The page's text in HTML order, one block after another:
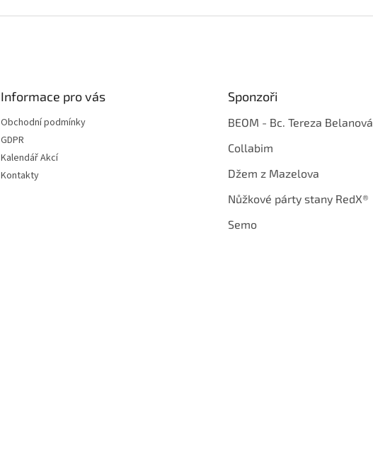
Informace pro vás
Obchodní podmínky
GDPR
Kalendář Akcí
Kontakty
Sponzoři
BEOM - Bc. Tereza Belanová
Collabim
Džem z Mazelova
Nůžkové párty stany RedX®
Semo